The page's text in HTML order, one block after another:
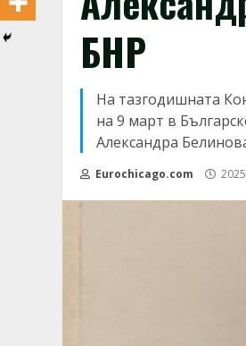
БНР
На тазгодишната
на 9 март в
Александра
Eurochicago.com